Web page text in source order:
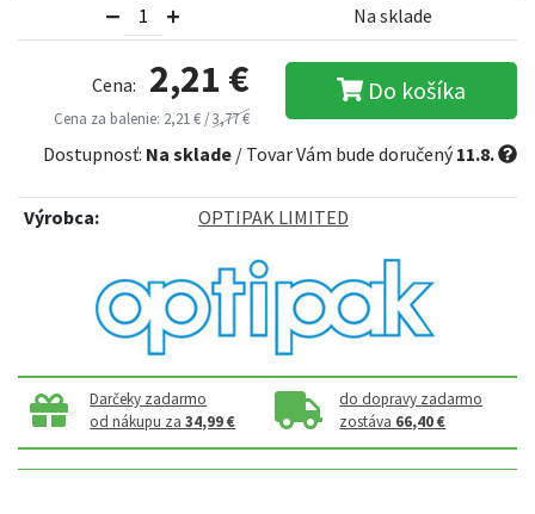
Na sklade
Cena: 2,21 €
Cena za balenie: 2,21 € /3,77 €
Do košíka
Dostupnosť: Na sklade / Tovar Vám bude doručený11.8.
Výrobca: OPTIPAK LIMITED
Darčeky zadarmo
od nákupu za34,99 €
do dopravy zadarmo
zostáva 66,40 €